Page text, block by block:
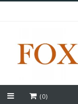
(0)